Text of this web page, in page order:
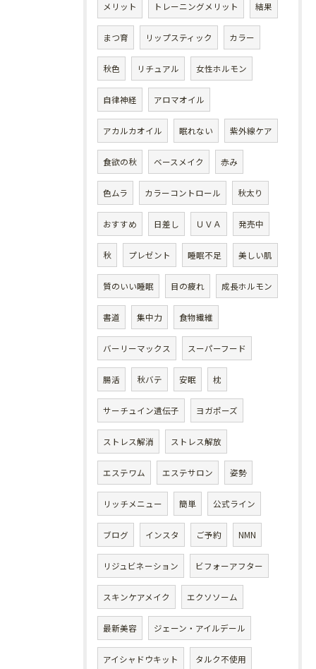
メリット トレーニングメリット 結果
まつ育 リップスティック カラー
秋色 リチュアル 女性ホルモン
自律神経 アロマオイル
アカルカオイル 眠れない 紫外線ケア
食欲の秋 ベースメイク 赤み
色ムラ カラーコントロール 秋太り
おすすめ 日差し ＵＶＡ 発売中
秋 プレゼント 睡眠不足 美しい肌
質のいい睡眠 目の疲れ 成長ホルモン
書道 集中力 食物繊維
バーリーマックス スーパーフード
腸活 秋バテ 安眠 枕
サーチュイン遺伝子 ヨガポーズ
ストレス解消 ストレス解放
エステワム エステサロン 姿勢
リッチメニュー 簡単 公式ライン
ブログ インスタ ご予約 NMN
リジュビネーション ビフォーアフター
スキンケアメイク エクソソーム
最新美容 ジェーン・アイルデール
アイシャドウキット タルク不使用